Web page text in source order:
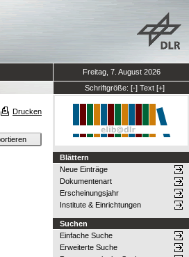
Freitag, 7. August 2026
Schriftgröße: [-] Text [+]
Drucken
Blättern
Neue Einträge
Dokumentenart
Erscheinungsjahr
Institute & Einrichtungen
Suchen
Einfache Suche
Erweiterte Suche